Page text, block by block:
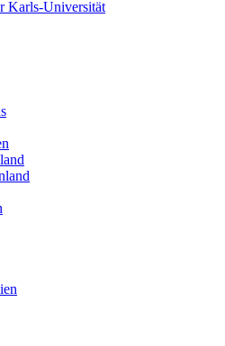
Karls-Universität